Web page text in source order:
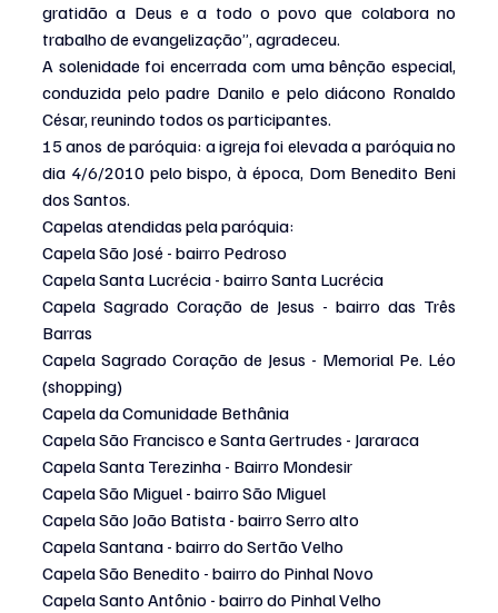
gratidão a Deus e a todo o povo que colabora no
trabalho de evangelização”, agradeceu.
A solenidade foi encerrada com uma bênção especial,
conduzida pelo padre Danilo e pelo diácono Ronaldo
César, reunindo todos os participantes.
15 anos de paróquia: a igreja foi elevada a paróquia no
dia 4/6/2010 pelo bispo, à época, Dom Benedito Beni
dos Santos.
Capelas atendidas pela paróquia:
Capela São José - bairro Pedroso
Capela Santa Lucrécia - bairro Santa Lucrécia
Capela Sagrado Coração de Jesus - bairro das Três
Barras
Capela Sagrado Coração de Jesus - Memorial Pe. Léo
(shopping)
Capela da Comunidade Bethânia
Capela São Francisco e Santa Gertrudes - Jararaca
Capela Santa Terezinha - Bairro Mondesir
Capela São Miguel - bairro São Miguel
Capela São João Batista - bairro Serro alto
Capela Santana - bairro do Sertão Velho
Capela São Benedito - bairro do Pinhal Novo
Capela Santo Antônio - bairro do Pinhal Velho